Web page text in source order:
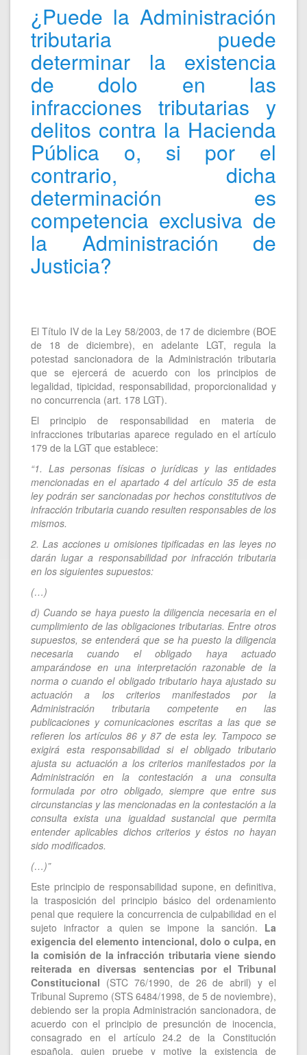
¿Puede la Administración
tributaria puede
determinar la existencia
de dolo en las
infracciones tributarias y
delitos contra la Hacienda
Pública o, si por el
contrario, dicha
determinación es
competencia exclusiva de
la Administración de
Justicia?
El Título IV de la Ley 58/2003, de 17 de diciembre (BOE
de 18 de diciembre), en adelante LGT, regula la
potestad sancionadora de la Administración tributaria
que se ejercerá de acuerdo con los principios de
legalidad, tipicidad, responsabilidad, proporcionalidad y
no concurrencia (art. 178 LGT).
El principio de responsabilidad en materia de
infracciones tributarias aparece regulado en el artículo
179 de la LGT que establece:
“1. Las personas físicas o jurídicas y las entidades
mencionadas en el apartado 4 del artículo 35 de esta
ley podrán ser sancionadas por hechos constitutivos de
infracción tributaria cuando resulten responsables de los
mismos.
2. Las acciones u omisiones tipificadas en las leyes no
darán lugar a responsabilidad por infracción tributaria
en los siguientes supuestos:
(…)
d) Cuando se haya puesto la diligencia necesaria en el
cumplimiento de las obligaciones tributarias. Entre otros
supuestos, se entenderá que se ha puesto la diligencia
necesaria cuando el obligado haya actuado
amparándose en una interpretación razonable de la
norma o cuando el obligado tributario haya ajustado su
actuación a los criterios manifestados por la
Administración tributaria competente en las
publicaciones y comunicaciones escritas a las que se
refieren los artículos 86 y 87 de esta ley. Tampoco se
exigirá esta responsabilidad si el obligado tributario
ajusta su actuación a los criterios manifestados por la
Administración en la contestación a una consulta
formulada por otro obligado, siempre que entre sus
circunstancias y las mencionadas en la contestación a la
consulta exista una igualdad sustancial que permita
entender aplicables dichos criterios y éstos no hayan
sido modificados.
(…)”
Este principio de responsabilidad supone, en definitiva,
la trasposición del principio básico del ordenamiento
penal que requiere la concurrencia de culpabilidad en el
sujeto infractor a quien se impone la sanción. La
exigencia del elemento intencional, dolo o culpa, en
la comisión de la infracción tributaria viene siendo
reiterada en diversas sentencias por el Tribunal
Constitucional (STC 76/1990, de 26 de abril) y el
Tribunal Supremo (STS 6484/1998, de 5 de noviembre),
debiendo ser la propia Administración sancionadora, de
acuerdo con el principio de presunción de inocencia,
consagrado en el artículo 24.2 de la Constitución
española, quien pruebe y motive la existencia de